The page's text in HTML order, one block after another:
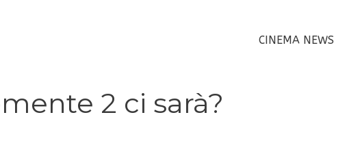
CINEMA NEWS
2 ci sarà?